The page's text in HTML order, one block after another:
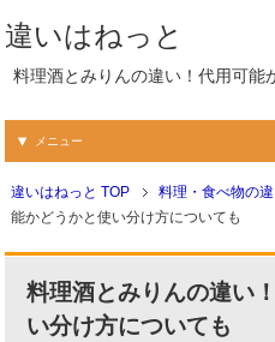
違いはねっと
料理酒とみりんの違い！代用可能
メニュー
違いはねっと TOP 料理・食べ物の
能かどうかと使い分け方についても
料理酒とみりんの違い
い分け方についても